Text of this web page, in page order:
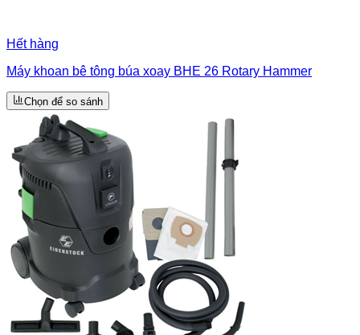
Hết hàng
Máy khoan bê tông búa xoay BHE 26 Rotary Hammer
Chọn để so sánh